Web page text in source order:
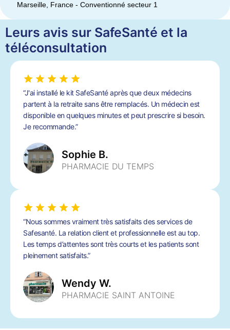
Marseille, France - Conventionné secteur 1
Leurs avis sur SafeSanté et la
téléconsultation
“J'ai installé le kit SafeSanté après que deux médecins
partent à la retraite sans être remplacés. Un médecin est
disponible en quelques minutes et peut prescrire si besoin.
Je recommande.”
Sophie B.
PHARMACIE DU TEMPS
“Nous sommes vraiment très satisfaits des services de
Safesanté. La relation client et professionnelle est au top.
Les temps d’attentes sont très courts et les patients sont
pleinement satisfaits.”
Wendy W.
PHARMACIE SAINT ANTOINE